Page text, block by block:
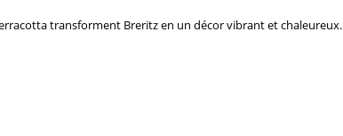
transforment Breritz en un décor vibrant et chaleureux.